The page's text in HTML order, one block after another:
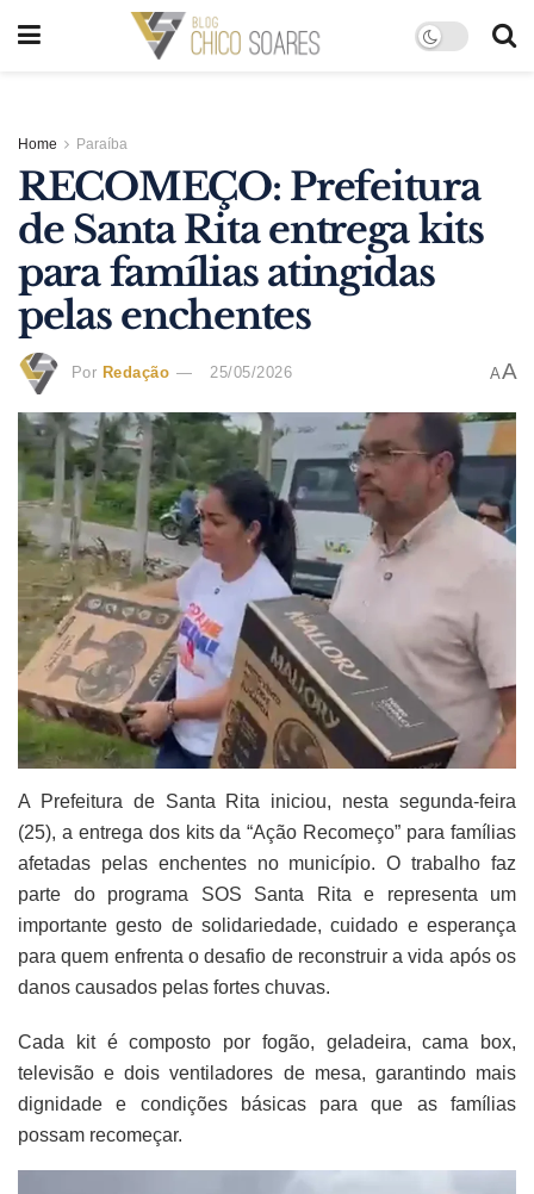
Home Paraíba
RECOMEÇO: Prefeitura
de Santa Rita entrega kits
para famílias atingidas
pelas enchentes
Por Redação 25/05/2026 AA
A Prefeitura de Santa Rita iniciou, nesta segunda-feira
(25), a entrega dos kits da “Ação Recomeço” para famílias
afetadas pelas enchentes no município. O trabalho faz
parte do programa SOS Santa Rita e representa um
importante gesto de solidariedade, cuidado e esperança
para quem enfrenta o desafio de reconstruir a vida após os
danos causados pelas fortes chuvas.
Cada kit é composto por fogão, geladeira, cama box,
televisão e dois ventiladores de mesa, garantindo mais
dignidade e condições básicas para que as famílias
possam recomeçar.